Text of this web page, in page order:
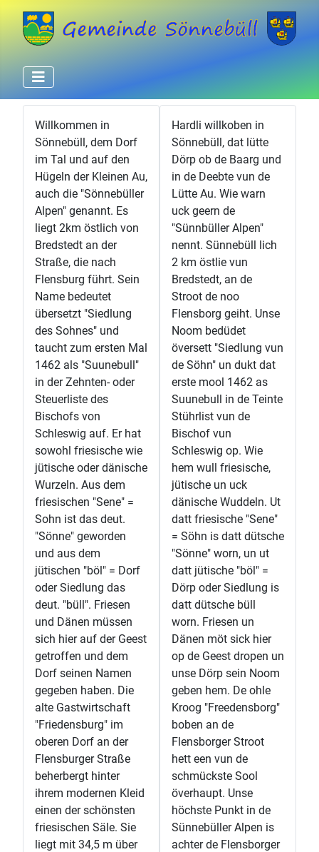
Willkommen in
Sönnebüll, dem Dorf
im Tal und auf den
Hügeln der Kleinen Au,
auch die "Sönnebüller
Alpen" genannt. Es
liegt 2km östlich von
Bredstedt an der
Straße, die nach
Flensburg führt. Sein
Name bedeutet
übersetzt "Siedlung
des Sohnes" und
taucht zum ersten Mal
1462 als "Suunebull"
in der Zehnten- oder
Steuerliste des
Bischofs von
Schleswig auf. Er hat
sowohl friesische wie
jütische oder dänische
Wurzeln. Aus dem
friesischen "Sene" =
Sohn ist das deut.
"Sönne" geworden
und aus dem
jütischen "böl" = Dorf
oder Siedlung das
deut. "büll". Friesen
und Dänen müssen
sich hier auf der Geest
getroffen und dem
Dorf seinen Namen
gegeben haben. Die
alte Gastwirtschaft
"Friedensburg" im
oberen Dorf an der
Flensburger Straße
beherbergt hinter
ihrem modernen Kleid
einen der schönsten
friesischen Säle. Sie
liegt mit 34,5 m über
Hardli willkoben in
Sönnebüll, dat lütte
Dörp ob de Baarg und
in de Deebte vun de
Lütte Au. Wie warn
uck geern de
"Sünnbüller Alpen"
nennt. Sünnebüll lich
2 km östlie vun
Bredstedt, an de
Stroot de noo
Flensborg geiht. Unse
Noom bedüdet
översett "Siedlung vun
de Söhn" un dukt dat
erste mool 1462 as
Suunebull in de Teinte
Stührlist vun de
Bischof vun
Schleswig op. Wie
hem wull friesische,
jütische un uck
dänische Wuddeln. Ut
datt friesische "Sene"
= Söhn is datt dütsche
"Sönne" worn, un ut
datt jütische "böl" =
Dörp oder Siedlung is
datt dütsche büll
worn. Friesen un
Dänen möt sick hier
op de Geest dropen un
unse Dörp sein Noom
geben hem. De ohle
Kroog "Freedensborg"
boben an de
Flensborger Stroot
hett een vun de
schmückste Sool
överhaupt. Unse
höchste Punkt in de
Sünnebüller Alpen is
achter de Flensborger